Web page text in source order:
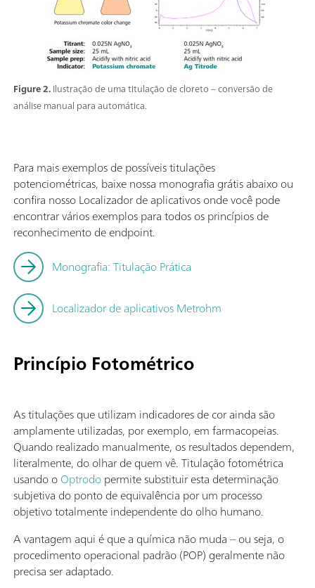
Figure 2.Ilustração de uma titulação de cloreto – conversão de
análise manual para automática.
Para mais exemplos de possíveis titulações
potenciométricas, baixe nossa monografia grátis abaixo ou
confira nosso Localizador de aplicativos onde você pode
encontrar vários exemplos para todos os princípios de
reconhecimento de endpoint.
Monografia: Titulação Prática
Localizador de aplicativos Metrohm
Princípio Fotométrico
As titulações que utilizam indicadores de cor ainda são
amplamente utilizadas, por exemplo, em farmacopeias.
Quando realizado manualmente, os resultados dependem,
literalmente, do olhar de quem vê. Titulação fotométrica
usando oOptrodopermite substituir esta determinação
subjetiva do ponto de equivalência por um processo
objetivo totalmente independente do olho humano.
A vantagem aqui é que a química não muda – ou seja, o
procedimento operacional padrão (POP) geralmente não
precisa ser adaptado.